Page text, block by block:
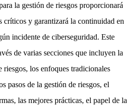
la gestión de riesgos proporcionará
críticos y garantizará la continuidad en
incidente de ciberseguridad. Este
de varias secciones que incluyen la
riesgos, los enfoques tradicionales
pasos de la gestión de riesgos, el
las mejores prácticas, el papel de la